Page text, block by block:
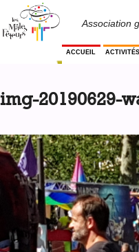
navigation
Association
Menu
UtilisateurACCUEIL ACTIVITÉS
top
img-20190629-